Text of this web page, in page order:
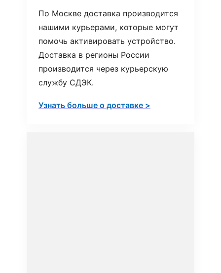
По Москве доставка производится
нашими курьерами, которые могут
помочь активировать устройство.
Доставка в регионы России
производится через курьерскую
службу СДЭК.
Узнать больше о доставке >